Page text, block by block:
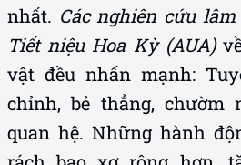
nhất. Các nghiên cứu
Tiết niệu Hoa Kỳ (AUA)
vật đều nhấn mạnh:
chỉnh, bẻ thẳng, chườm
quan hệ. Những hành